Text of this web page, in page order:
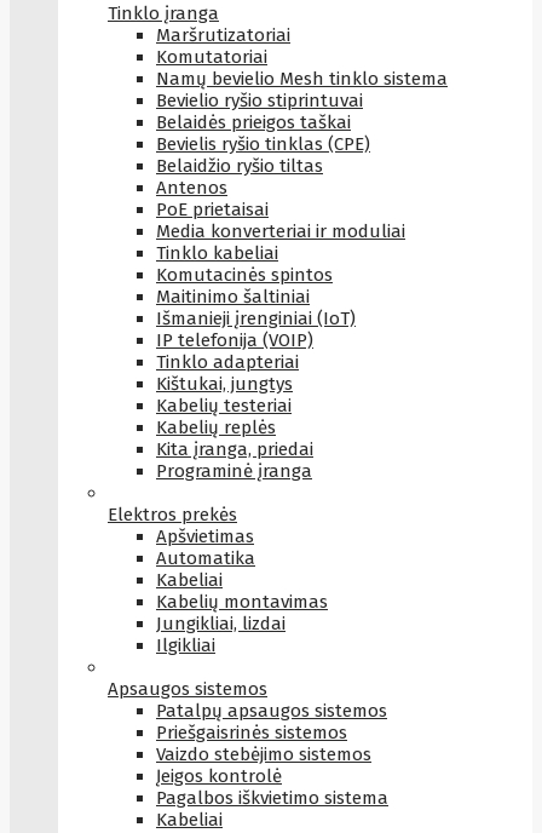
Tinklo įranga
Maršrutizatoriai
Komutatoriai
Namų bevielio Mesh tinklo sistema
Bevielio ryšio stiprintuvai
Belaidės prieigos taškai
Bevielis ryšio tinklas (CPE)
Belaidžio ryšio tiltas
Antenos
PoE prietaisai
Media konverteriai ir moduliai
Tinklo kabeliai
Komutacinės spintos
Maitinimo šaltiniai
Išmanieji įrenginiai (IoT)
IP telefonija (VOIP)
Tinklo adapteriai
Kištukai, jungtys
Kabelių testeriai
Kabelių replės
Kita įranga, priedai
Programinė įranga
Elektros prekės
Apšvietimas
Automatika
Kabeliai
Kabelių montavimas
Jungikliai, lizdai
Ilgikliai
Apsaugos sistemos
Patalpų apsaugos sistemos
Priešgaisrinės sistemos
Vaizdo stebėjimo sistemos
Įeigos kontrolė
Pagalbos iškvietimo sistema
Kabeliai